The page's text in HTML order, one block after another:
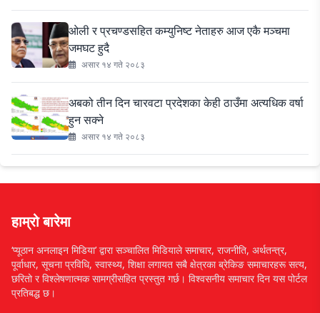
ओली र प्रचण्डसहित कम्युनिष्ट नेताहरु आज एकै मञ्चमा
जमघट हुदै
असार १४ गते २०८३
अबको तीन दिन चारवटा प्रदेशका केही ठाउँमा अत्यधिक वर्षा
हुन सक्ने
असार १४ गते २०८३
हाम्रो बारेमा
‘प्यूठान अनलाइन मिडिया’ द्वारा सञ्चालित मिडियाले समाचार, राजनीति, अर्थतन्त्र,
पूर्वाधार, सूचना प्रविधि, स्वास्थ्य, शिक्षा लगायत सबै क्षेत्रका ब्रेकिङ समाचारहरू सत्य,
छरितो र विश्लेषणात्मक सामग्रीसहित प्रस्तुत गर्छ। विश्वसनीय समाचार दिन यस पोर्टल
प्रतिबद्ध छ।